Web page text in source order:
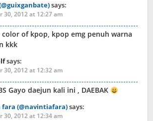
says:
30, 2012 at 12:27 am
of kpop, kpop emg penuh warna
kkk
says:
30, 2012 at 12:32 am
Gayo daejun kali ini , DAEBAK
(@navintiafara)says:
30, 2012 at 12:34 am